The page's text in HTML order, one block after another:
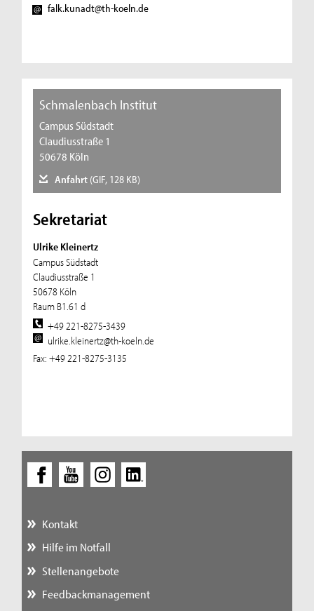
falk.kunadt@th-koeln.de
Schmalenbach Institut
Campus Südstadt
Claudiusstraße 1
50678 Köln
Anfahrt (GIF, 128 KB)
Sekretariat
Ulrike Kleinertz
Campus Südstadt
Claudiusstraße 1
50678 Köln
Raum B1.61 d
+49 221-8275-3439
ulrike.kleinertz@th-koeln.de
Fax: +49 221-8275-3135
Kontakt
Hilfe im Notfall
Stellenangebote
Feedbackmanagement